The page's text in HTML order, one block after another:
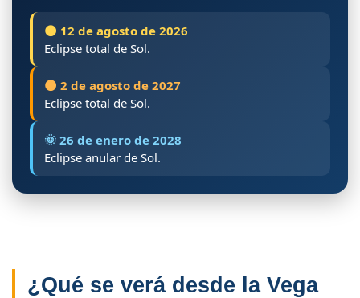
🌑 12 de agosto de 2026
Eclipse total de Sol.
🌑 2 de agosto de 2027
Eclipse total de Sol.
🌞 26 de enero de 2028
Eclipse anular de Sol.
¿Qué se verá desde la Vega